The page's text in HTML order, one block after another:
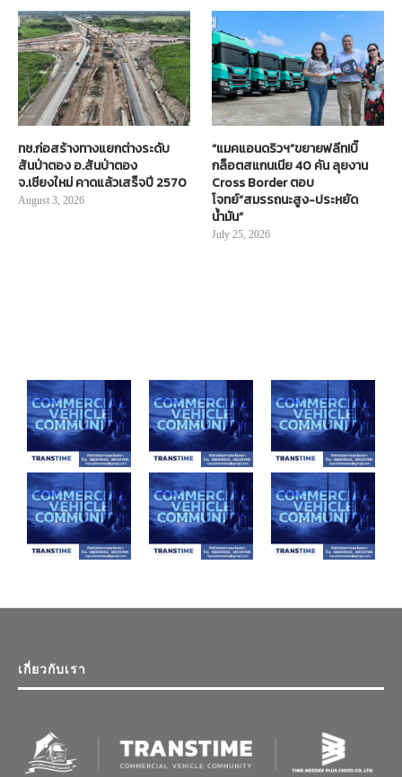
ทช.ก่อสร้างทางแยกต่างระดับ
สันป่าตอง อ.สันป่าตอง
จ.เชียงใหม่ คาดแล้วเสร็จปี 2570
August 3, 2026
“แมคแอนดริวฯ”ขยายฟลีท!บิ๊
กล็อตสแกนเนีย 40 คัน ลุยงาน
Cross Border ตอบ
โจทย์“สมรรถนะสูง-ประหยัด
น้ำมัน”
July 25, 2026
เกี่ยวกับเรา